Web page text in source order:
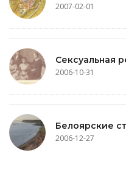
2007-02-01
Сексуальная
2006-10-31
Белоярские
2006-12-27